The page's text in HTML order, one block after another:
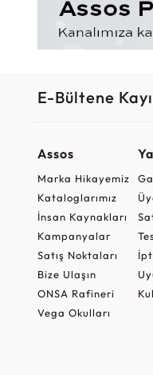
E-Bültene
Assos
Marka Hikayemiz
Kataloglarımız
İnsan Kaynakları
Kampanyalar
Satış Noktaları
Bize Ulaşın
ONSA Rafineri
Vega Okulları